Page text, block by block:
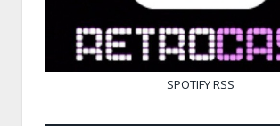
SPOTIFYRSS